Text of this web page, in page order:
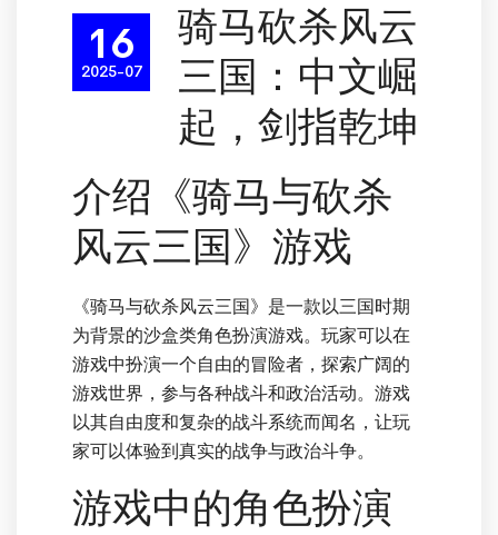
16
2025-07
骑马砍杀风云
三国：中文崛
起，剑指乾坤
介绍《骑马与砍杀
风云三国》游戏
《骑马与砍杀风云三国》是一款以三国时期
为背景的沙盒类角色扮演游戏。玩家可以在
游戏中扮演一个自由的冒险者，探索广阔的
游戏世界，参与各种战斗和政治活动。游戏
以其自由度和复杂的战斗系统而闻名，让玩
家可以体验到真实的战争与政治斗争。
游戏中的角色扮演